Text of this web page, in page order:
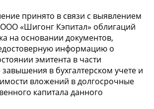
принято в связи с выявлением
«Шигонг Кэпитал» облигаций
на основании документов,
информацию о
эмитента в части
в бухгалтерском учете и
вложений в долгосрочные
капитала данного